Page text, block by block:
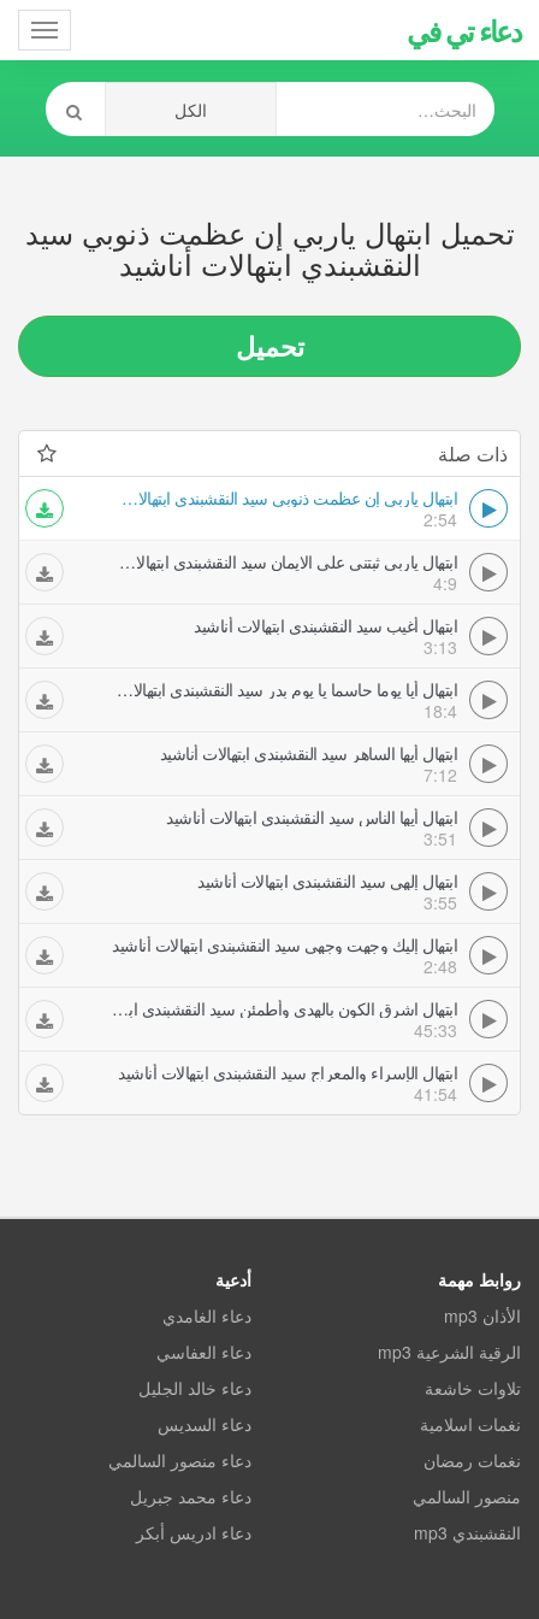
دعاء تي في
تحميل ابتهال ياربي إن عظمت ذنوبي سيد
النقشبندي ابتهالات أناشيد
تحميل
ذات صلة
ابتهال ياربي إن عظمت ذنوبي سيد النقشبندي ابتهالات أناشيد
2:54
ابتهال ياربي ثبتني على الايمان سيد النقشبندي ابتهالات أناشيد
4:9
ابتهال أغيب سيد النقشبندي ابتهالات أناشيد
3:13
ابتهال أيا يوما حاسما يا يوم بدر سيد النقشبندي ابتهالات أناشيد
18:4
ابتهال أيها الساهر سيد النقشبندي ابتهالات أناشيد
7:12
ابتهال أيها الناس سيد النقشبندي ابتهالات أناشيد
3:51
ابتهال إلهي سيد النقشبندي ابتهالات أناشيد
3:55
ابتهال إليك وجهت وجهي سيد النقشبندي ابتهالات أناشيد
2:48
ابتهال اشرق الكون بالهدى وأطمئن سيد النقشبندي ابتهالات أناشيد
45:33
ابتهال الإسراء والمعراج سيد النقشبندي ابتهالات أناشيد
41:54
روابط مهمة
الأذان mp3
الرقية الشرعية mp3
تلاوات خاشعة
نغمات اسلامية
نغمات رمضان
منصور السالمي
النقشبندي mp3
أدعية
دعاء الغامدي
دعاء العفاسي
دعاء خالد الجليل
دعاء السديس
دعاء منصور السالمي
دعاء محمد جبريل
دعاء ادريس أبكر